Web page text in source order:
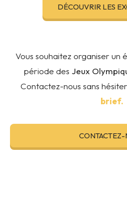
DÉCOUVRIR LES
Vous souhaitez organiser un
période des Jeux
Contactez-nous sans
brief.
CONTACTEZ-